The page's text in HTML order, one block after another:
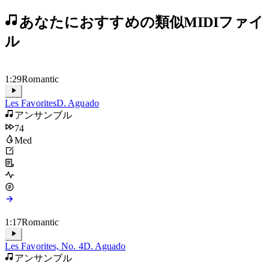
あなたにおすすめの類似MIDIファイ
1:29Romantic
Les Favorites
アンサンブル
1:17Romantic